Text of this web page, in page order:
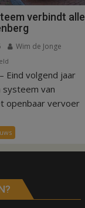
verbindt alle
Wim de Jonge
Nieuw
ov-
systeem
verbindt
alle
kernen
Hardenberg
Eind volgend jaar
van
openbaar vervoer